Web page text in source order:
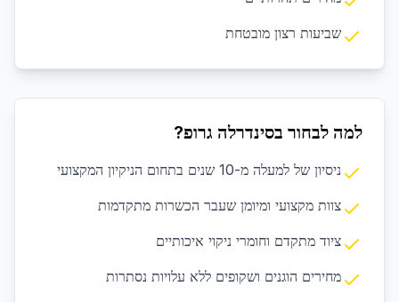
שביעות רצון מובטחת
למה לבחור בסינדרלה גרופ?
ניסיון של למעלה מ-10 שנים בתחום הניקיון המקצועי
צוות מקצועי ומיומן שעבר הכשרות מתקדמות
ציוד מתקדם וחומרי ניקוי איכותיים
מחירים הוגנים ושקופים ללא עלויות נסתרות